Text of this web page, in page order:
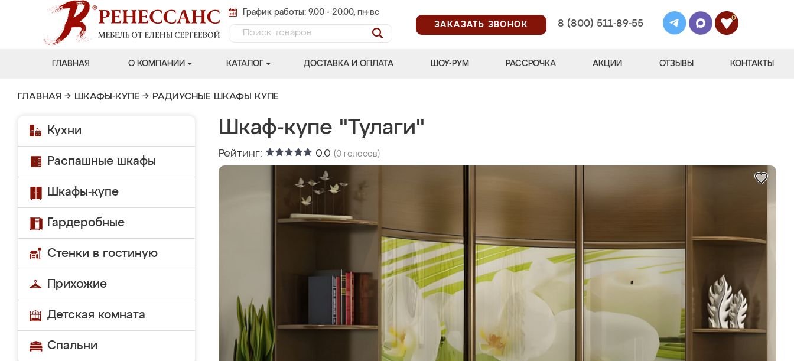
График работы: 9.00 - 20.00, пн-вс
ЗАКАЗАТЬ ЗВОНОК
8 (800) 511-89-55
0
ГЛАВНАЯ О КОМПАНИИ КАТАЛОГ ДОСТАВКА И ОПЛАТА ШОУ-РУМ РАССРОЧКА АКЦИИ ОТЗЫВЫ КОНТАКТЫ
ГЛАВНАЯ → ШКАФЫ-КУПЕ → РАДИУСНЫЕ ШКАФЫ КУПЕ
Кухни
Распашные шкафы
Шкафы-купе
Гардеробные
Стенки в гостиную
Прихожие
Детская комната
Спальни
Шкаф-купе "Тулаги"
Рейтинг: 0.0 (0 голосов)